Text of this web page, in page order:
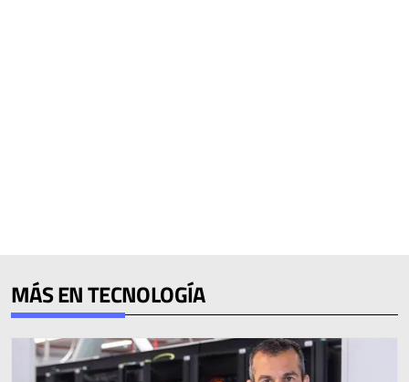
MÁS EN TECNOLOGÍA